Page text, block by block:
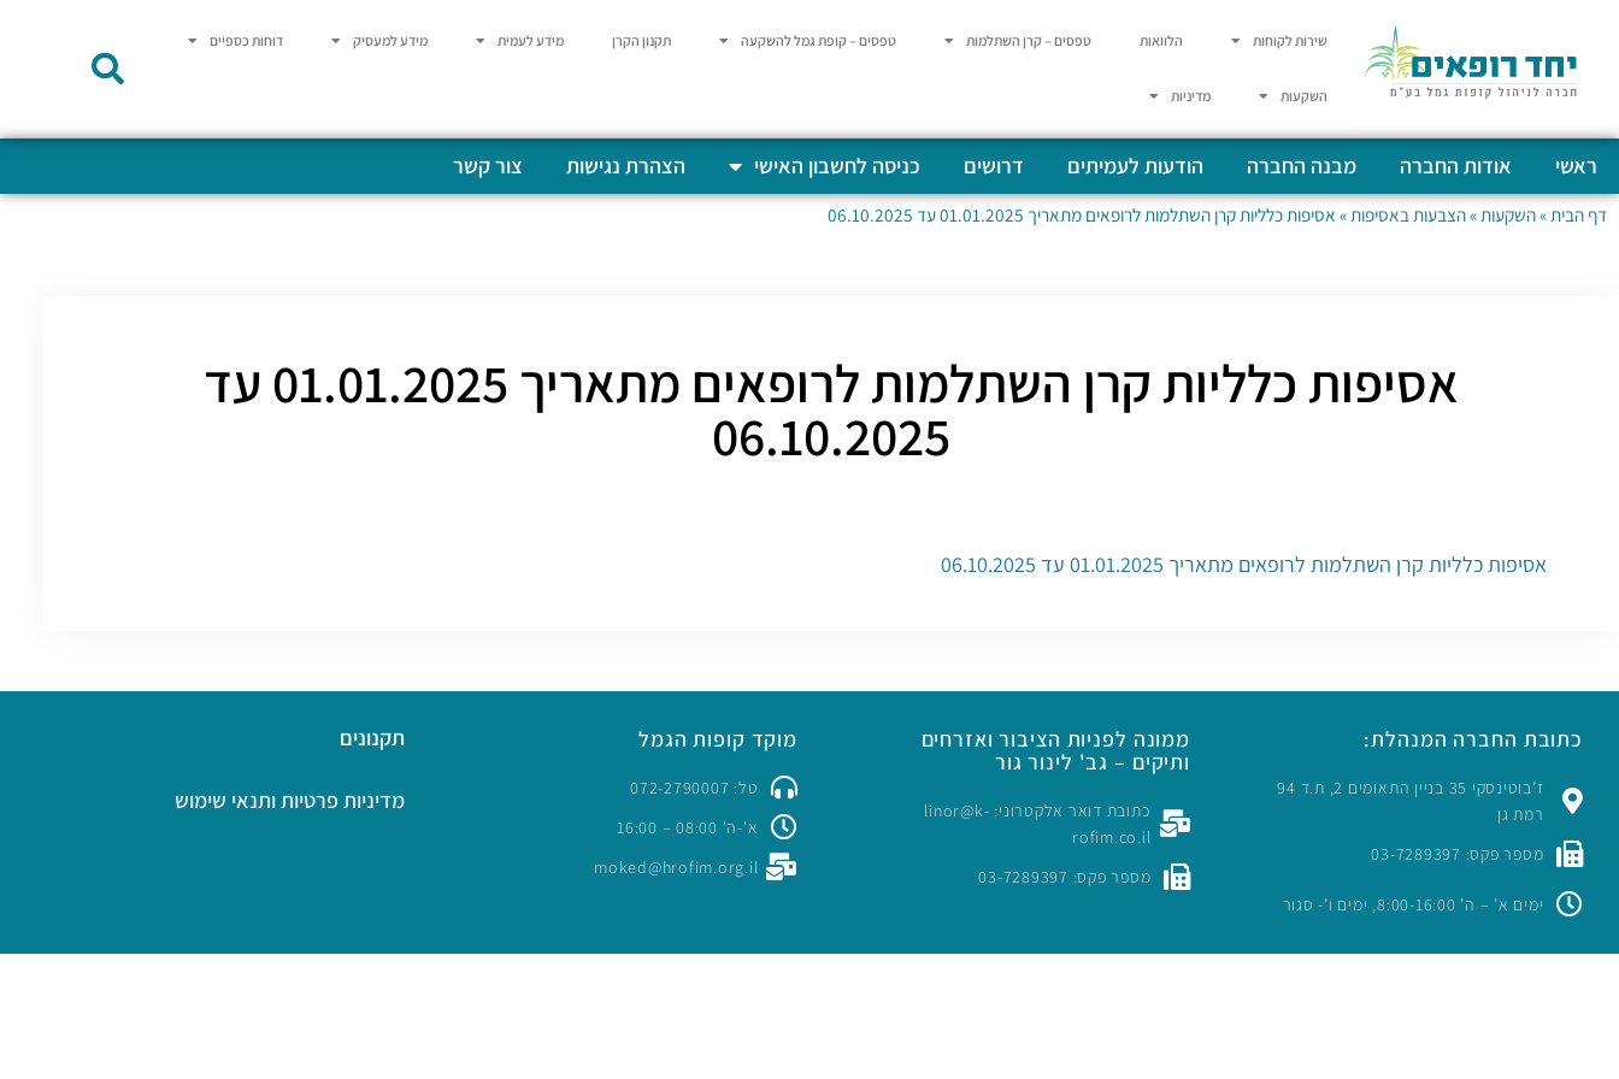
שירות לקוחות הלוואות טפסים – קרן השתלמות טפסים – קופת גמל להשקעה תקנון הקרן מידע לעמית מידע למעסיק דוחות כספיים
השקעות מדיניות
ראשי אודות החברה מבנה החברה הודעות לעמיתים דרושים כניסה לחשבון האישי הצהרת נגישות צור קשר
דף הבית »השקעות »הצבעות באסיפות » אסיפות כלליות קרן השתלמות לרופאים מתאריך 01.01.2025 עד 06.10.2025
אסיפות כלליות קרן השתלמות לרופאים מתאריך 01.01.2025 עד
06.10.2025
אסיפות כלליות קרן השתלמות לרופאים מתאריך 01.01.2025 עד 06.10.2025
כתובת החברה המנהלת:
ז’בוטינסקי 35 בניין התאומים 2, ת.ד 94
רמת גן
מספר פקס: 03-7289397
ימים א’ – ה’ 8:00-16:00, ימים ו’- סגור
ממונה לפניות הציבור ואזרחים
ותיקים – גב' לינור גור
כתובת דואר אלקטרוני: linor@k-
rofim.co.il
מספר פקס: 03-7289397
מוקד קופות הגמל
טל: 072-2790007
א'-ה' 08:00 – 16:00
moked@hrofim.org.il
תקנונים
מדיניות פרטיות ותנאי שימוש